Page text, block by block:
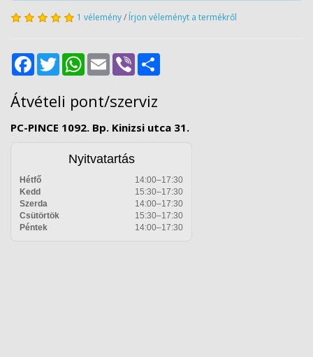
1 vélemény/ Írjon véleményt a termékről
FacebookTwitter WhatsApp
Email Viber
Átvételi pont/szerviz
PC-PINCE 1092. Bp. Kinizsi utca 31.
Nyitvatartás
Hétfő
14:00–17:30
Kedd
15:30–17:30
Szerda
14:00–17:30
Csütörtök
15:30–17:30
Péntek
14:00–17:30